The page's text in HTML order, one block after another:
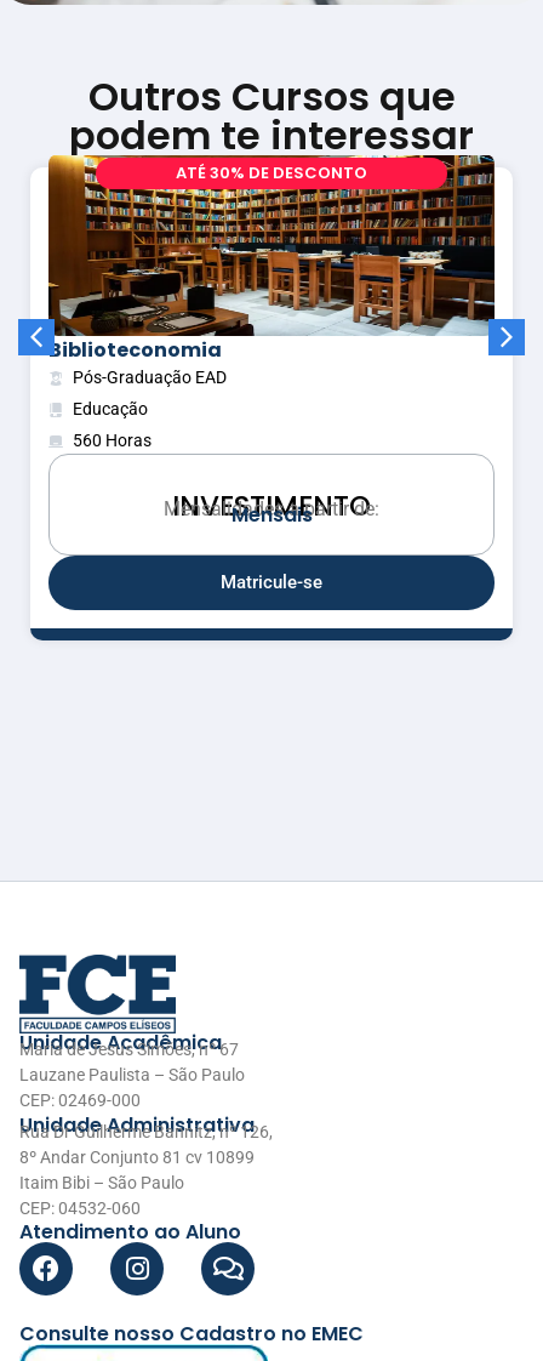
Outros Cursos que
podem te interessar
ATÉ30% DE DESCONTO
Biblioteconomia
Pós-Graduação EAD
Educação
560 Horas
INVESTIMENTO
Mensalidades a partir de:
Mensais
Matricule-se
Unidade Acadêmica
Maria de Jesus Simões, nº 67
Lauzane Paulista – São Paulo
CEP: 02469-000
Unidade Administrativa
Rua Dr Guilherme Bannitz, nº 126,
8º Andar Conjunto 81 cv 10899
Itaim Bibi – São Paulo
CEP: 04532-060
Atendimento ao Aluno
Consulte nosso Cadastro no EMEC